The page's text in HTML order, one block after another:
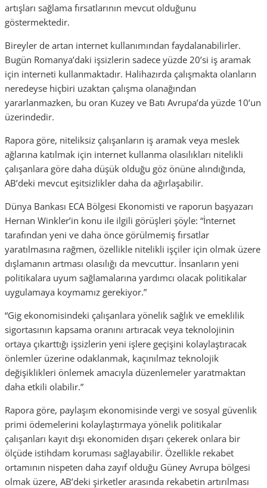
artışları sağlama fırsatlarının mevcut olduğunu
göstermektedir.
Bireyler de artan internet kullanımından faydalanabilirler.
Bugün Romanya’daki işsizlerin sadece yüzde 20’si iş aramak
için interneti kullanmaktadır. Halihazırda çalışmakta olanların
neredeyse hiçbiri uzaktan çalışma olanağından
yararlanmazken, bu oran Kuzey ve Batı Avrupa’da yüzde 10’un
üzerindedir.
Rapora göre, niteliksiz çalışanların iş aramak veya meslek
ağlarına katılmak için internet kullanma olasılıkları nitelikli
çalışanlara göre daha düşük olduğu göz önüne alındığında,
AB’deki mevcut eşitsizlikler daha da ağırlaşabilir.
Dünya Bankası ECA Bölgesi Ekonomisti ve raporun başyazarı
Hernan Winkler’in konu ile ilgili görüşleri şöyle: “İnternet
tarafından yeni ve daha önce görülmemiş fırsatlar
yaratılmasına rağmen, özellikle nitelikli işçiler için olmak üzere
dışlamanın artması olasılığı da mevcuttur. İnsanların yeni
politikalara uyum sağlamalarına yardımcı olacak politikalar
uygulamaya koymamız gerekiyor.”
“Gig ekonomisindeki çalışanlara yönelik sağlık ve emeklilik
sigortasının kapsama oranını artıracak veya teknolojinin
ortaya çıkarttığı işsizlerin yeni işlere geçişini kolaylaştıracak
önlemler üzerine odaklanmak, kaçınılmaz teknolojik
değişiklikleri önlemek amacıyla düzenlemeler yaratmaktan
daha etkili olabilir.”
Rapora göre, paylaşım ekonomisinde vergi ve sosyal güvenlik
primi ödemelerini kolaylaştırmaya yönelik politikalar
çalışanları kayıt dışı ekonomiden dışarı çekerek onlara bir
ölçüde istihdam koruması sağlayabilir. Özellikle rekabet
ortamının nispeten daha zayıf olduğu Güney Avrupa bölgesi
olmak üzere, AB’deki şirketler arasında rekabetin artırılması